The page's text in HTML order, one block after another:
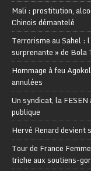
Mali : prostitution,
Chinois démantelé
Terrorisme au Sahel :
surprenante » de Bola
Hommage à feu
annulées
Un syndicat, la
publique
Hervé Renard devient
Tour de France
triche aux soutiens-